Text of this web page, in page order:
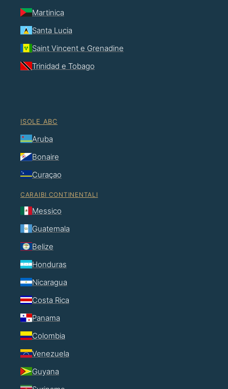
Martinica
Santa Lucia
Saint Vincent e Grenadine
Trinidad e Tobago
ISOLE ABC
Aruba
Bonaire
Curaçao
CARAIBI CONTINENTALI
Messico
Guatemala
Belize
Honduras
Nicaragua
Costa Rica
Panama
Colombia
Venezuela
Guyana